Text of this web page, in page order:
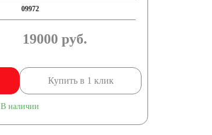
09972
19000 руб.
Купить в 1 клик
В наличии